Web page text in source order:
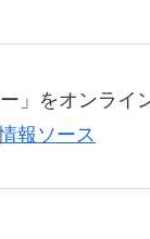
」をオンラ
報ソース